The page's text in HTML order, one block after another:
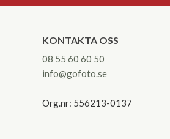
KONTAKTA OSS
08 55 60 60 50
info@gofoto.se
Org.nr: 556213-0137